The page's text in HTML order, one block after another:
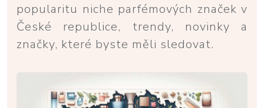
popularitu niche parfémových značek v
České republice, trendy, novinky a
značky, které byste měli sledovat.